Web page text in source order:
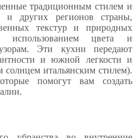
традиционным стилем и
других регионов страны,
текстур и природных
использованием цвета и
Эти кухни передают
и южной легкости и
итальянским стилем).
помогут вам создать